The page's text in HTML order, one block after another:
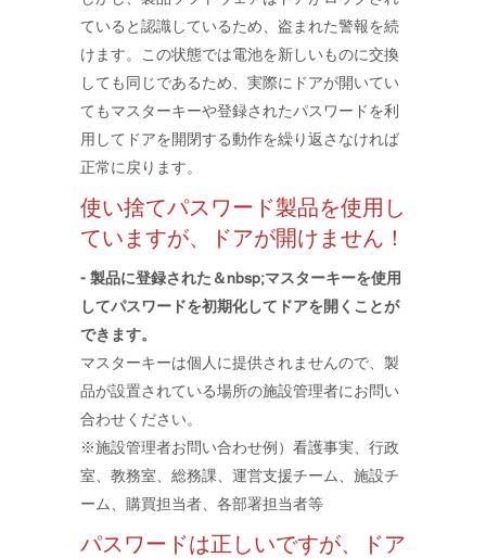
ていると認識しているため、盗まれた警報を続
けます。この状態では電池を新しいものに交換
しても同じであるため、実際にドアが開いてい
てもマスターキーや登録されたパスワードを利
用してドアを開閉する動作を繰り返さなければ
正常に戻ります。
使い捨てパスワード製品を使用し
ていますが、ドアが開けません！
- 製品に登録された＆nbsp;マスターキーを使用
してパスワードを初期化してドアを開くことが
できます。
​マスターキーは個人に提供されませんので、製
品が設置されている場所の施設管理者にお問い
合わせください。
※施設管理者お問い合わせ例）看護事実、行政
室、教務室、総務課、運営支援チーム、施設チ
ーム、購買担当者、各部署担当者等
パスワードは正しいですが、ドア